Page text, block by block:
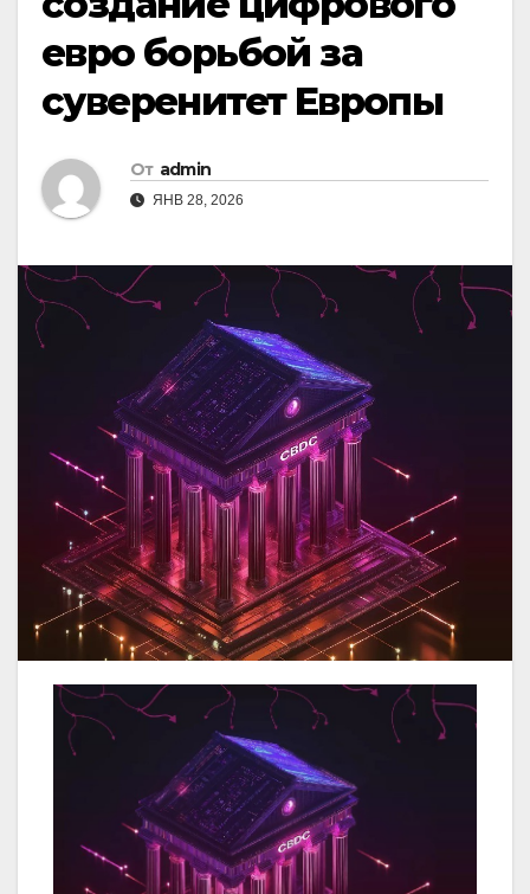
евро борьбой за
суверенитет Европы
От admin
ЯНВ 28, 2026